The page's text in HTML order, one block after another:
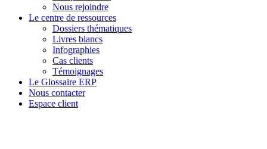
Nous rejoindre
Le centre de ressources
Dossiers thématiques
Livres blancs
Infographies
Cas clients
Témoignages
Le Glossaire ERP
Nous contacter
Espace client